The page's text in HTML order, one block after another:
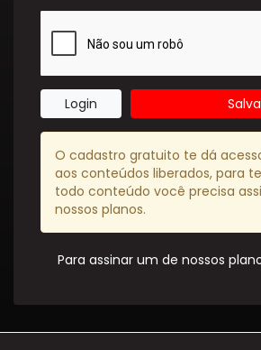
Login
O cadastro gratuito te dá
aos conteúdos liberados, para
todo conteúdo você precisa
nossos planos.
Para assinar um de nossos